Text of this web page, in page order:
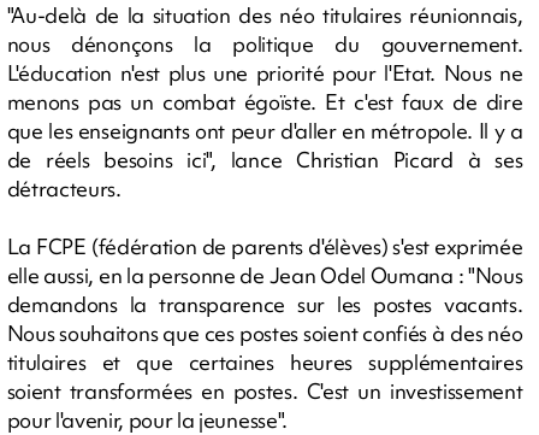
"Au-delà de la situation des néo titulaires réunionnais,
nous dénonçons la politique du gouvernement.
L'éducation n'est plus une priorité pour l'Etat. Nous ne
menons pas un combat égoïste. Et c'est faux de dire
que les enseignants ont peur d'aller en métropole. Il y a
de réels besoins ici", lance Christian Picard à ses
détracteurs.
La FCPE (fédération de parents d'élèves) s'est exprimée
elle aussi, en la personne de Jean Odel Oumana : "Nous
demandons la transparence sur les postes vacants.
Nous souhaitons que ces postes soient confiés à des néo
titulaires et que certaines heures supplémentaires
soient transformées en postes. C'est un investissement
pour l'avenir, pour la jeunesse".